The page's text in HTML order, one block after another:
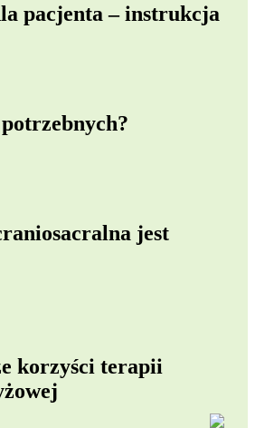
pacjenta – instrukcja
jest
korzyści terapii